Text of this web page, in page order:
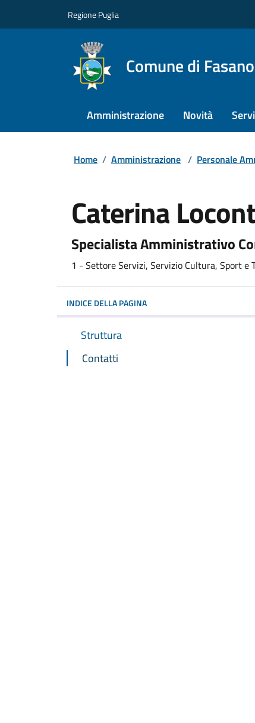
Regione Puglia
Comune di Fasano
Amministrazione Novità
Home / Amministrazione / Personale
Caterina
Specialista Amministrativo
1 - Settore Servizi, Servizio Cultura, Sport e
INDICE DELLA PAGINA
Struttura
Contatti